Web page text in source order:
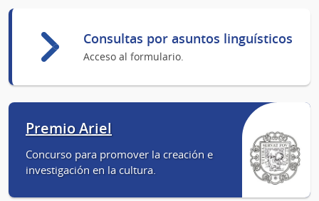
Consultas por asuntos linguísticos
Acceso al formulario.
Premio Ariel
Concurso para promover la creación e
investigación en la cultura.